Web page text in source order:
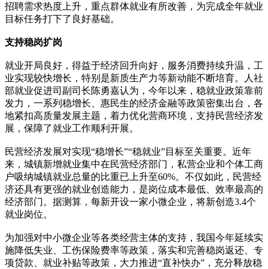
招聘需求热度上升，重点群体就业有所改善，为完成全年就业
目标任务打下了良好基础。
支持稳岗扩岗
就业开局良好，得益于经济回升向好，服务消费持续升温，工
业实现较快增长，特别是新质生产力等新动能不断培育。人社
部就业促进司副司长陈勇嘉认为，今年以来，稳就业政策靠前
发力，一系列稳增长、惠民生的经济金融等政策密集出台，各
地紧扣高质量发展主题，着力优化营商环境，支持民营经济发
展，保障了就业工作顺利开展。
民营经济发展对实现“稳增长”“稳就业”目标至关重要。近年
来，城镇新增就业集中在民营经济部门，私营企业和个体工商
户吸纳城镇就业总量的比重已上升至60%。不仅如此，民营经
济还具有更强的就业创造能力，是岗位成本最低、效率最高的
经济部门。据测算，每新开设一家小微企业，将新创造3.4个
就业岗位。
为加强对中小微企业等各类经营主体的支持，我国今年延续实
施降低失业、工伤保险费率等政策，落实和完善稳岗返还、专
项贷款、就业补贴等政策，大力推进“直补快办”，充分释放稳